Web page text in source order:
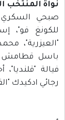
نواة المنتخب
صبحي السكري
للكونغ فو"،
"العيزرية"،
باسل قطامش
فيالة
رجائي ادكيدك